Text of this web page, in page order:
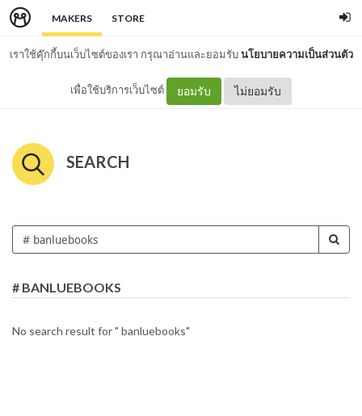
MAKERS STORE
เราใช้คุ๊กกี้บนเว็บไซต์ของเรา กรุณาอ่านและยอมรับนโยบายความเป็นส่วนตัว
เพื่อใช้บริการเว็บไซต์ ยอมรับ ไม่ยอมรับ
SEARCH
# BANLUEBOOKS
No search result for " banluebooks"